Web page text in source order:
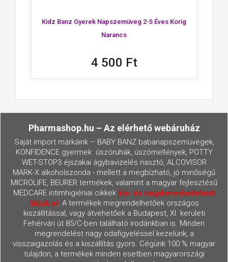
Kidz Banz Gyerek Napszemüveg 2-5 Éves Korig
Narancs
4 500 Ft
Pharmashop.hu – Az elérhető webáruház
Saját import márkáink – BABY BANZ babanapszemüvegek,
KONFIDENCE gyermek úszóruhák, úszómellények, POTTY
WET-STOP3 éjszakai ágybavizelés riasztó, ALCOVISOR
MARK-X alkoholszonda - mellett a megbízható, jó minőségű
MICROLIFE, BEURER termékek, valamint a magyar fejlesztésű
MEDCARE intimhigiéniai cikkek kis- és nagykereskedelmét
látjuk el . A termékek megrendelhetőek országos
kiszállítással, vagy átvehetőek a Budapest, XI. kerületi
Fehérvári út 85/C-ben található irodánkban is. Minden
megrendelést nagy odafigyeléssel kezelünk, a
visszaigazolás és a kiszállítás gyors. Cégünk 100 % magyar
tulajdon, a termékek minden esetben magyarországi